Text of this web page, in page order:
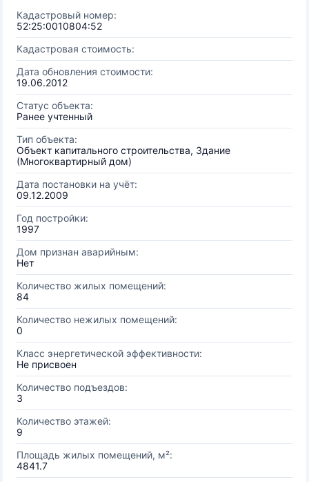
Кадастровый номер:
52:25:0010804:52
Кадастровая стоимость:
Дата обновления стоимости:
19.06.2012
Статус объекта:
Ранее учтенный
Тип объекта:
Объект капитального строительства, Здание
(Многоквартирный дом)
Дата постановки на учёт:
09.12.2009
Год постройки:
1997
Дом признан аварийным:
Нет
Количество жилых помещений:
84
Количество нежилых помещений:
0
Класс энергетической эффективности:
Не присвоен
Количество подъездов:
3
Количество этажей:
9
Площадь жилых помещений, м²:
4841.7